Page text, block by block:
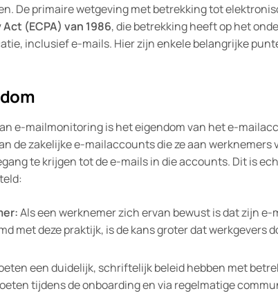
De primaire wetgeving met betrekking tot
(ECPA) van 1986, die betrekking heeft op het
inclusief e-mails. Hier zijn enkele belangrijke
e-mailmonitoring is het eigendom van het e-
de zakelijke e-mailaccounts die ze aan werknemers
te krijgen tot de e-mails in die accounts. Dit is
Als een werknemer zich ervan bewust is dat zijn e-
met deze praktijk, is de kans groter dat werkgevers
een duidelijk, schriftelijk beleid hebben met
tijdens de onboarding en via regelmatige